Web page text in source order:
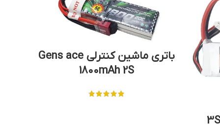
باتری لیتیوم پلیمر 3S
باتری ماشین کنترلی Gens ace
1800mAh 2S